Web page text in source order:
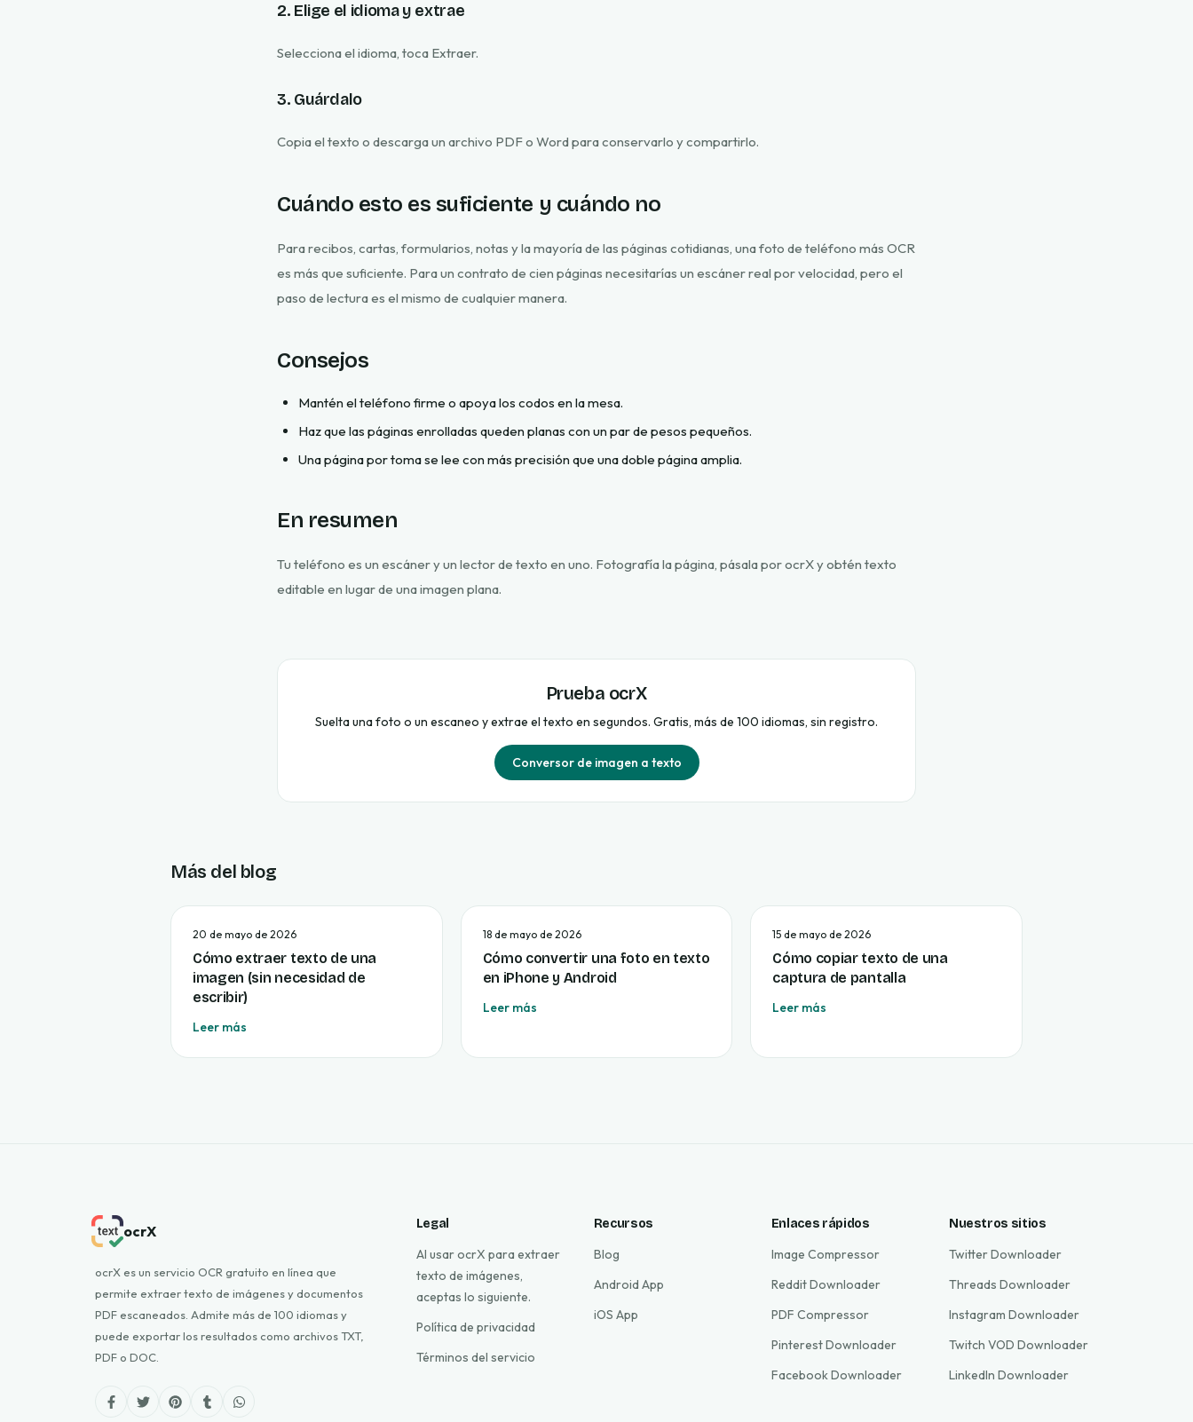
2. Elige el idioma y extrae
Selecciona el idioma, toca Extraer.
3. Guárdalo
Copia el texto o descarga un archivo PDF o Word para conservarlo y compartirlo.
Cuándo esto es suficiente y cuándo no
Para recibos, cartas, formularios, notas y la mayoría de las páginas cotidianas, una foto de teléfono más OCR
es más que suficiente. Para un contrato de cien páginas necesitarías un escáner real por velocidad, pero el
paso de lectura es el mismo de cualquier manera.
Consejos
Mantén el teléfono firme o apoya los codos en la mesa.
Haz que las páginas enrolladas queden planas con un par de pesos pequeños.
Una página por toma se lee con más precisión que una doble página amplia.
En resumen
Tu teléfono es un escáner y un lector de texto en uno. Fotografía la página, pásala por ocrX y obtén texto
editable en lugar de una imagen plana.
Prueba ocrX
Suelta una foto o un escaneo y extrae el texto en segundos. Gratis, más de 100 idiomas, sin registro.
Conversor de imagen a texto
Más del blog
20 de mayo de 2026
Cómo extraer texto de una
imagen (sin necesidad de
escribir)
Leer más
18 de mayo de 2026
Cómo convertir una foto en texto
en iPhone y Android
Leer más
15 de mayo de 2026
Cómo copiar texto de una
captura de pantalla
Leer más
ocrX
ocrX es un servicio OCR gratuito en línea que
permite extraer texto de imágenes y documentos
PDF escaneados. Admite más de 100 idiomas y
puede exportar los resultados como archivos TXT,
PDF o DOC.
Legal
Al usar ocrX para extraer
texto de imágenes,
aceptas lo siguiente.
Política de privacidad
Términos del servicio
Recursos
Blog
Android App
iOS App
Enlaces rápidos
Image Compressor
Reddit Downloader
PDF Compressor
Pinterest Downloader
Facebook Downloader
Nuestros sitios
Twitter Downloader
Threads Downloader
Instagram Downloader
Twitch VOD Downloader
LinkedIn Downloader